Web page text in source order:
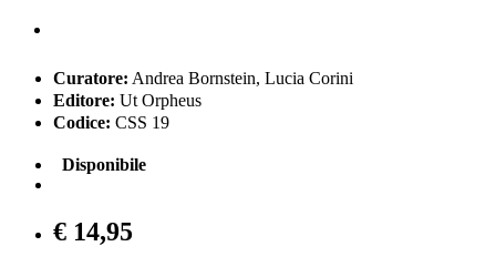
Curatore: Andrea Bornstein, Lucia Corini
Editore: Ut Orpheus
Codice: CSS 19
Disponibile
€ 14,95